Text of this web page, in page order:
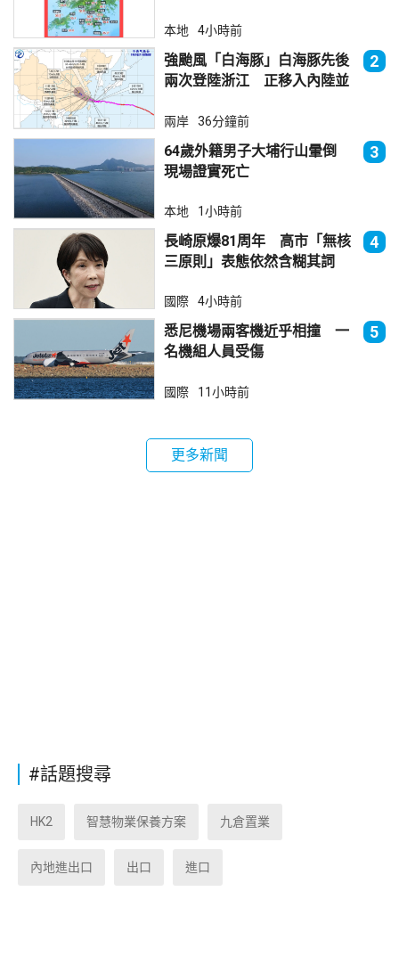
本地 4小時前
強颱風「白海豚」白海豚先後
兩次登陸浙江 正移入內陸並
2
兩岸 36分鐘前
64歲外籍男子大埔行山暈倒
現場證實死亡
3
本地 1小時前
長崎原爆81周年 高市「無核
三原則」表態依然含糊其詞
4
國際 4小時前
悉尼機場兩客機近乎相撞 一
名機組人員受傷
5
國際 11小時前
更多新聞
#話題搜尋
HK2 智慧物業保養方案 九倉置業
內地進出口 出口 進口